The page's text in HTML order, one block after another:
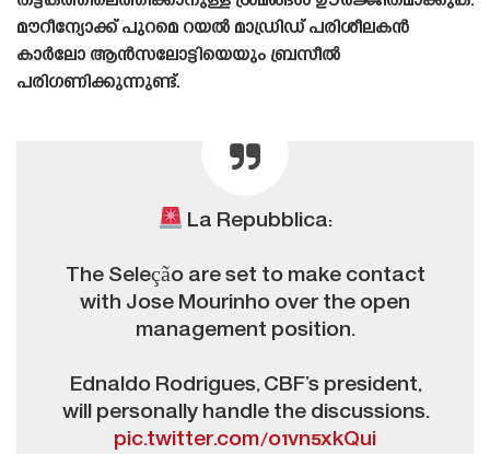
മൗറീന്യോക്ക് പുറമെ റയൽ മാഡ്രിഡ് പരിശീലകൻ
കാർലോ ആൻസലോട്ടിയെയും ബ്രസീൽ
പരിഗണിക്കുന്നുണ്ട്.
La Repubblica:
The Seleção are set to make contact
with Jose Mourinho over the open
management position.
Ednaldo Rodrigues, CBF’s president,
will personally handle the discussions.
pic.twitter.com/o1vn5xkQui